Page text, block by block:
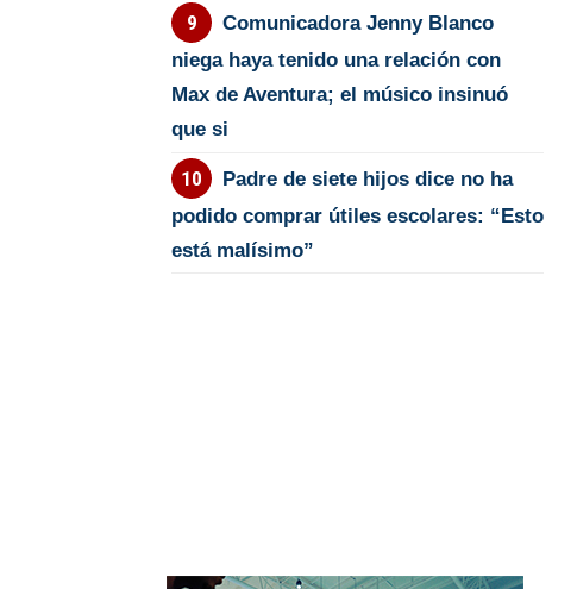
Comunicadora Jenny Blanco
niega haya tenido una relación con
Max de Aventura; el músico insinuó
que si
Padre de siete hijos dice no ha
podido comprar útiles escolares: “Esto
está malísimo”